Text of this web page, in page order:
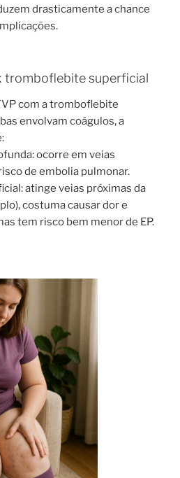
drasticamente a chance
tromboflebite superficial
com a tromboflebite
envolvam coágulos, a
ocorre em veias
de embolia pulmonar.
atinge veias próximas da
costuma causar dor e
tem risco bem menor de EP.